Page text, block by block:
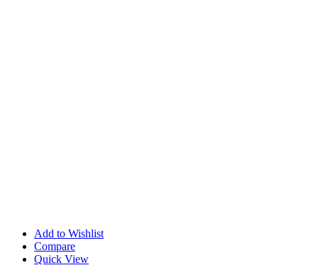
Add to Wishlist
Compare
Quick View